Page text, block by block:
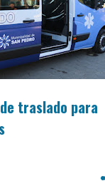
traslado para